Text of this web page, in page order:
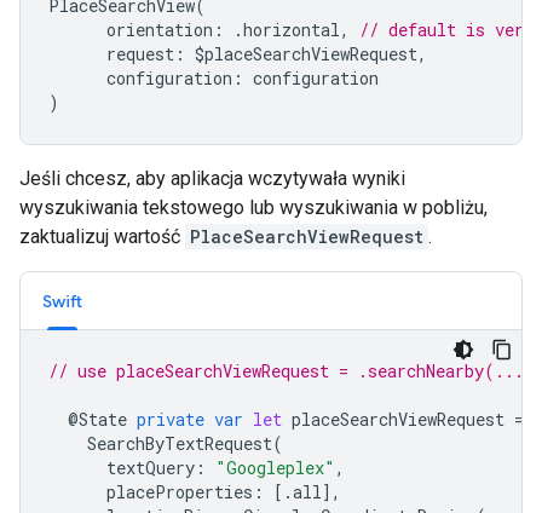
PlaceSearchView(
orientation : .horizontal,
// default is
request : $placeSearchViewRequest,
configuration : configuration
)
Jeśli chcesz, aby aplikacja wczytywała wyniki
wyszukiwania tekstowego lub wyszukiwania w pobliżu,
zaktualizuj wartość PlaceSearchViewRequest .
Swift
// use placeSearchViewRequest =
@State private var let placeSearchViewRequest =
SearchByTextRequest(
textQuery : "Googleplex" ,
placeProperties : [.all],